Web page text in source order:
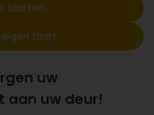
taarten
taart
uw
aan uw deur!